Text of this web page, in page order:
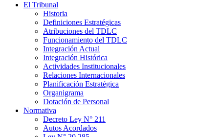
El Tribunal
Historia
Definiciones Estratégicas
Atribuciones del TDLC
Funcionamiento del TDLC
Integración Actual
Integración Histórica
Actividades Institucionales
Relaciones Internacionales
Planificación Estratégica
Organigrama
Dotación de Personal
Normativa
Decreto Ley N° 211
Autos Acordados